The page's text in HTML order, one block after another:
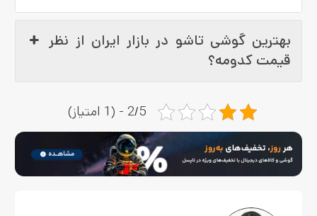
بهترین گوشی تاشو در بازار ایران از نظر
قیمت کدومه؟
2/5 - (1 امتیاز)